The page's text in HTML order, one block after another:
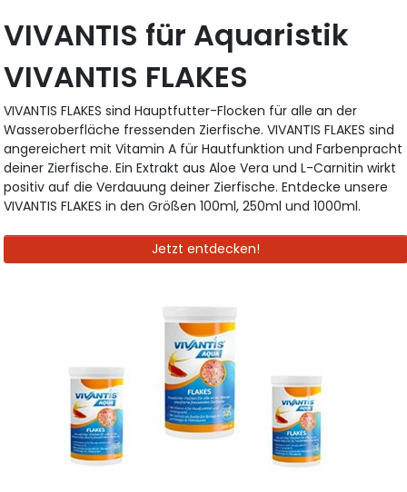
VIVANTIS für Aquaristik
VIVANTIS FLAKES
VIVANTIS FLAKES sind Hauptfutter-Flocken für alle an der
Wasseroberfläche fressenden Zierfische. VIVANTIS FLAKES sind
angereichert mit Vitamin A für Hautfunktion und Farbenpracht
deiner Zierfische. Ein Extrakt aus Aloe Vera und L-Carnitin wirkt
positiv auf die Verdauung deiner Zierfische. Entdecke unsere
VIVANTIS FLAKES in den Größen 100ml, 250ml und 1000ml.
Jetzt entdecken!